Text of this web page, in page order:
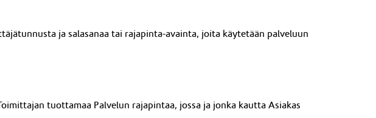
ja salasanaa tai rajapinta-avainta, joita käytetään palveluun
tuottamaa Palvelun rajapintaa, jossa ja jonka kautta Asiakas